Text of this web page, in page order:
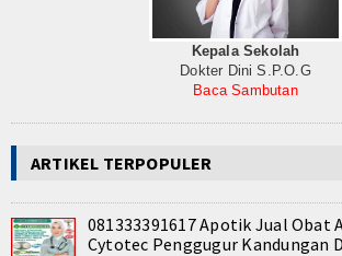
Album Foto
E-Learning
Agenda
Kepala Sekolah
Dokter Dini S.P.O.G
Baca Sambutan
ARTIKEL TERPOPULER
081333391617 Apotik Jual Obat
Cytotec Penggugur Kandungan